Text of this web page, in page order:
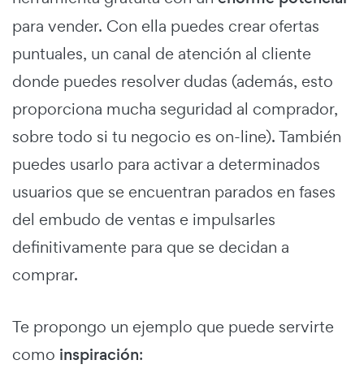
para vender. Con ella puedes crear ofertas
puntuales, un canal de atención al cliente
donde puedes resolver dudas (además, esto
proporciona mucha seguridad al comprador,
sobre todo si tu negocio es on-line). También
puedes usarlo para activar a determinados
usuarios que se encuentran parados en fases
del embudo de ventas e impulsarles
definitivamente para que se decidan a
comprar.
Te propongo un ejemplo que puede servirte
como inspiración: